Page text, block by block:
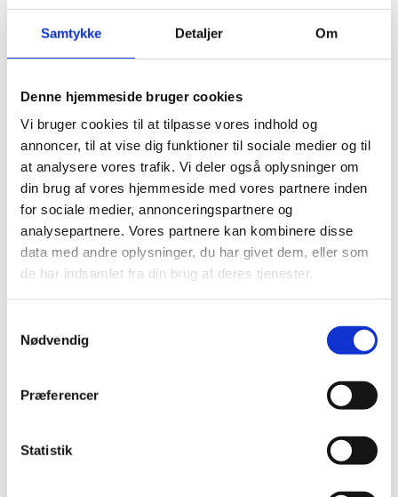
Samtykke Detaljer Om
Denne hjemmeside bruger cookies
Vi bruger cookies til at tilpasse vores indhold og
annoncer, til at vise dig funktioner til sociale medier og til
at analysere vores trafik. Vi deler også oplysninger om
din brug af vores hjemmeside med vores partnere inden
for sociale medier, annonceringspartnere og
analysepartnere. Vores partnere kan kombinere disse
data med andre oplysninger, du har givet dem, eller som
de har indsamlet fra din brug af deres tjenester.
Nødvendig
Præferencer
Statistik
bestemmelser til forordning om beskyttelse af fysiske
personer i forbindelse med behandling af
oplysninger (databeskyttelsesloven).
1. Indsamling af person og
kontaktoplysninger
2. Dataansvarlig
3. Kontaktoplysninger til
databeskyttelsesrådgiver
4. Formål og retsgrundlag
5. Kategorier af personoplysninger